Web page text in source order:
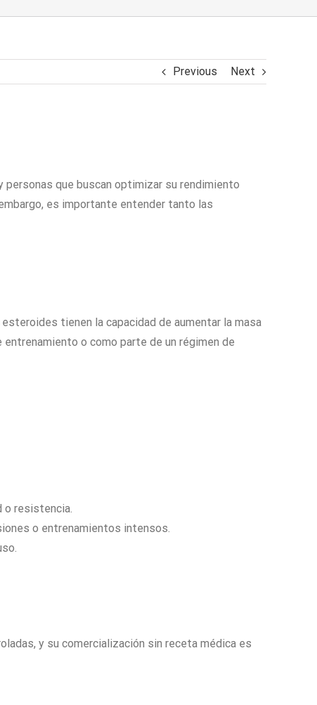
Previous Next
que buscan optimizar su rendimiento
es importante entender tanto las
tienen la capacidad de aumentar la masa
o como parte de un régimen de
o resistencia.
o entrenamientos intensos.
y su comercialización sin receta médica es